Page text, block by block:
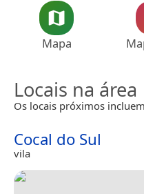
Mapa
Locais na área
Os locais próximos
Cocal do Sul
vila